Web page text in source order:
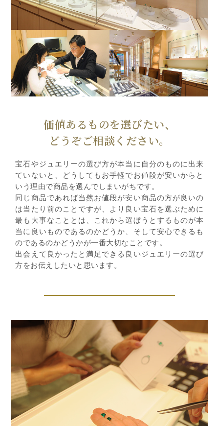
価値あるものを選びたい、
どうぞご相談ください。
宝石やジュエリーの選び方が本当に自分のものに出来
ていないと、どうしてもお手軽でお値段が安いからと
いう理由で商品を選んでしまいがちです。
同じ商品であれば当然お値段が安い商品の方が良いの
は当たり前のことですが、より良い宝石を選ぶために
最も大事なこととは、これから選ぼうとするものが本
当に良いものであるのかどうか、そして安心できるも
のであるのかどうかが一番大切なことです。
出会えて良かったと満足できる良いジュエリーの選び
方をお伝えしたいと思います。